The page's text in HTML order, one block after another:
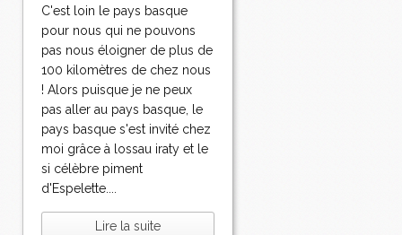
C'est loin le pays basque
pour nous qui ne pouvons
pas nous éloigner de plus de
100 kilomètres de chez nous
! Alors puisque je ne peux
pas aller au pays basque, le
pays basque s'est invité chez
moi grâce à lossau iraty et le
si célèbre piment
d'Espelette....
Lire la suite